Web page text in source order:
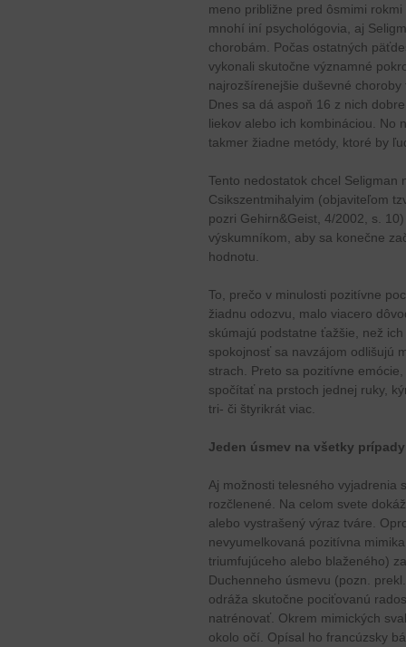
meno približne pred ôsmimi
mnohí iní psychológovia, aj
chorobám. Počas ostatných
vykonali skutočne významné
najrozšírenejšie duševné
Dnes sa dá aspoň 16 z nich
liekov alebo ich kombináciou. No
takmer žiadne metódy, ktoré by
Tento nedostatok chcel Seligman
Csikszentmihalyim (objaviteľom
pozri Gehirn&Geist, 4/2002, s.
výskumníkom, aby sa konečne
hodnotu.
To, prečo v minulosti pozitívne
žiadnu odozvu, malo viacero
skúmajú podstatne ťažšie, než
spokojnosť sa navzájom odlišujú
strach. Preto sa pozitívne
spočítať na prstoch jednej ruky,
tri- či štyrikrát viac.
Jeden úsmev na všetky prípady
Aj možnosti telesného vyjadrenia
rozčlenené. Na celom svete
alebo vystrašený výraz tváre.
nevyumelkovaná pozitívna
triumfujúceho alebo blaženého)
Duchenneho úsmevu (pozn.
odráža skutočne pociťovanú
natrénovať. Okrem mimických
okolo očí. Opísal ho francúzsky